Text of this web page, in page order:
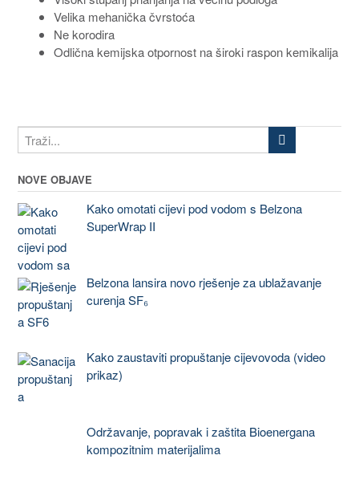
Velika mehanička čvrstoća
Ne korodira
Odlična kemijska otpornost na široki raspon kemikalija
NOVE OBJAVE
Kako omotati cijevi pod vodom s Belzona
SuperWrap II
Belzona lansira novo rješenje za ublažavanje
curenja SF₆
Kako zaustaviti propuštanje cijevovoda (video
prikaz)
Održavanje, popravak i zaštita Bioenergana
kompozitnim materijalima